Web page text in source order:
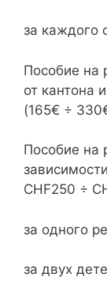
за каждого
Пособие на
от кантона
(165€ ÷
Пособие на
CHF250 ÷
за одного
за двух